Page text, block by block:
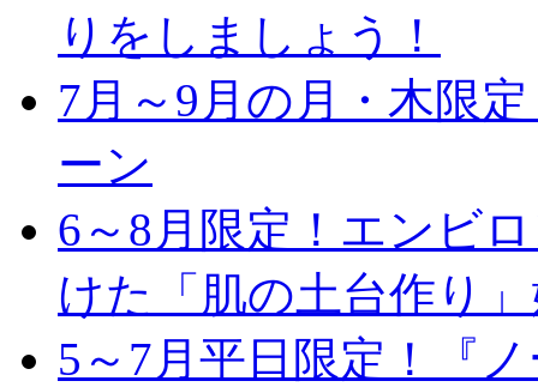
りをしましょう！
7月～9月の月・木限
ーン
6～8月限定！エンビ
けた「肌の土台作り
5～7月平日限定！『